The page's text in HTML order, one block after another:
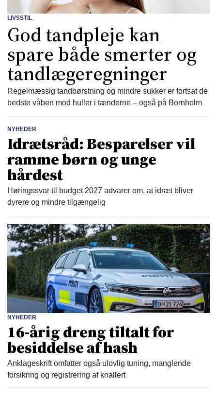
LIVSSTIL
God tandpleje kan
spare både smerter og
tandlægeregninger
Regelmæssig tandbørstning og mindre sukker er fortsat de
bedste våben mod huller i tænderne – også på Bornholm
NYHEDER
Idrætsråd: Besparelser vil
ramme børn og unge
hårdest
Høringssvar til budget 2027 advarer om, at idræt bliver
dyrere og mindre tilgængelig
NYHEDER
16-årig dreng tiltalt for
besiddelse af hash
Anklageskrift omfatter også ulovlig tuning, manglende
forsikring og registrering af knallert